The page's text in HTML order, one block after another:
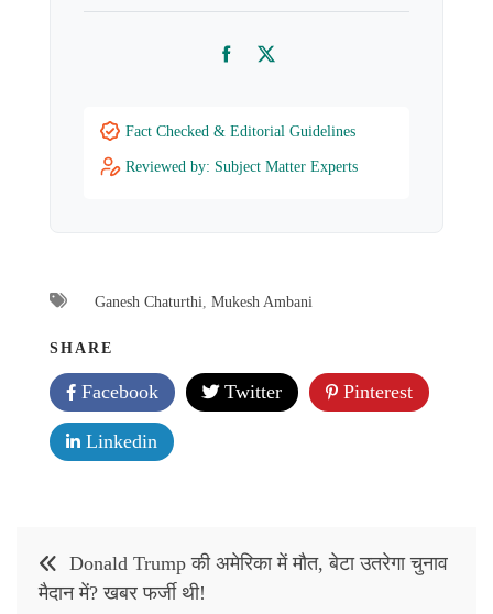
FacebookTwitter
Fact Checked & Editorial Guidelines
Reviewed by: Subject Matter Experts
Ganesh Chaturthi, Mukesh Ambani
SHARE
Facebook Twitter Pinterest
Linkedin
Post
navigation
Donald Trump की अमेरिका में मौत, बेटा उतरेगा चुनाव
मैदान में? खबर फर्जी थी!